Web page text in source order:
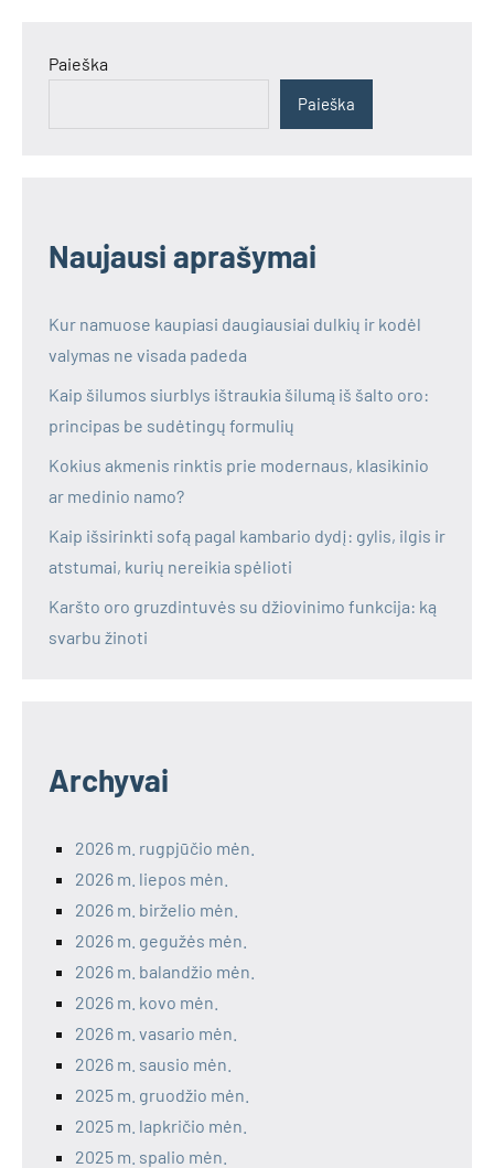
Paieška
Paieška
Naujausi aprašymai
Kur namuose kaupiasi daugiausiai dulkių ir kodėl
valymas ne visada padeda
Kaip šilumos siurblys ištraukia šilumą iš šalto oro:
principas be sudėtingų formulių
Kokius akmenis rinktis prie modernaus, klasikinio
ar medinio namo?
Kaip išsirinkti sofą pagal kambario dydį: gylis, ilgis ir
atstumai, kurių nereikia spėlioti
Karšto oro gruzdintuvės su džiovinimo funkcija: ką
svarbu žinoti
Archyvai
2026 m. rugpjūčio mėn.
2026 m. liepos mėn.
2026 m. birželio mėn.
2026 m. gegužės mėn.
2026 m. balandžio mėn.
2026 m. kovo mėn.
2026 m. vasario mėn.
2026 m. sausio mėn.
2025 m. gruodžio mėn.
2025 m. lapkričio mėn.
2025 m. spalio mėn.